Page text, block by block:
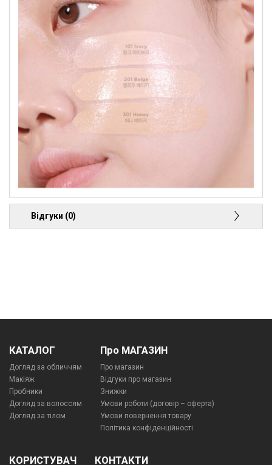
Відгуки (0)
КАТАЛОГ
Догляд за обличчям
Макіяж
Пробники
Догляд за волоссям
Догляд за тілом
Про МАГАЗИН
Про магазин
Відгуки про магазин
Знижки
Умови роботи (договір – оферта)
Умови повернення товару
Політика конфіденційності
КОРИСТУВАЧ КОНТАКТИ